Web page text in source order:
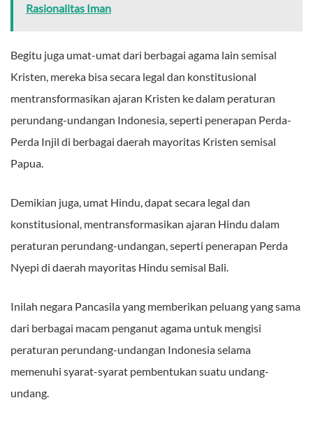
Rasionalitas Iman
Begitu juga umat-umat dari berbagai agama lain semisal
Kristen, mereka bisa secara legal dan konstitusional
mentransformasikan ajaran Kristen ke dalam peraturan
perundang-undangan Indonesia, seperti penerapan Perda-
Perda Injil di berbagai daerah mayoritas Kristen semisal
Papua.
Demikian juga, umat Hindu, dapat secara legal dan
konstitusional, mentransformasikan ajaran Hindu dalam
peraturan perundang-undangan, seperti penerapan Perda
Nyepi di daerah mayoritas Hindu semisal Bali.
Inilah negara Pancasila yang memberikan peluang yang sama
dari berbagai macam penganut agama untuk mengisi
peraturan perundang-undangan Indonesia selama
memenuhi syarat-syarat pembentukan suatu undang-
undang.